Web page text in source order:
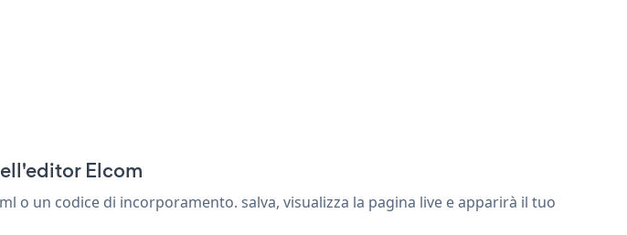
Elcom
o un codice di incorporamento. salva, visualizza la pagina live e apparirà il tuo